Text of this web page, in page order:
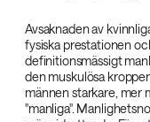
Avsaknaden av
fysiska prestationen
definitionsmässigt
den muskulösa
männen starkare, mer
"manliga".